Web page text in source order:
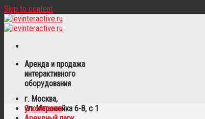
Skip to content
Аренда и продажа
интерактивного
оборудования
г. Москва,
ул. Маросейка 6-8, с 1
О компании